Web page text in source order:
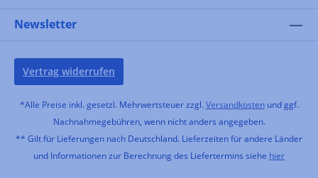
Newsletter
Vertrag widerrufen
*Alle Preise inkl. gesetzl. Mehrwertsteuer zzgl. Versandkostenund ggf.
Nachnahmegebühren, wenn nicht anders angegeben.
** Gilt für Lieferungen nach Deutschland. Lieferzeiten für andere Länder
und Informationen zur Berechnung des Liefertermins siehe hier